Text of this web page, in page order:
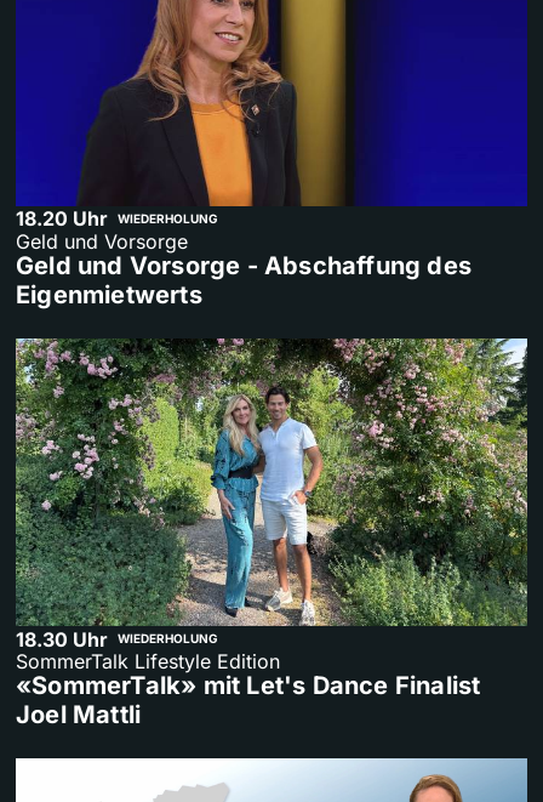
18.20 Uhr WIEDERHOLUNG
Geld und Vorsorge
Geld und Vorsorge - Abschaffung des
Eigenmietwerts
18.30 Uhr WIEDERHOLUNG
SommerTalk Lifestyle Edition
«SommerTalk» mit Let's Dance Finalist
Joel Mattli